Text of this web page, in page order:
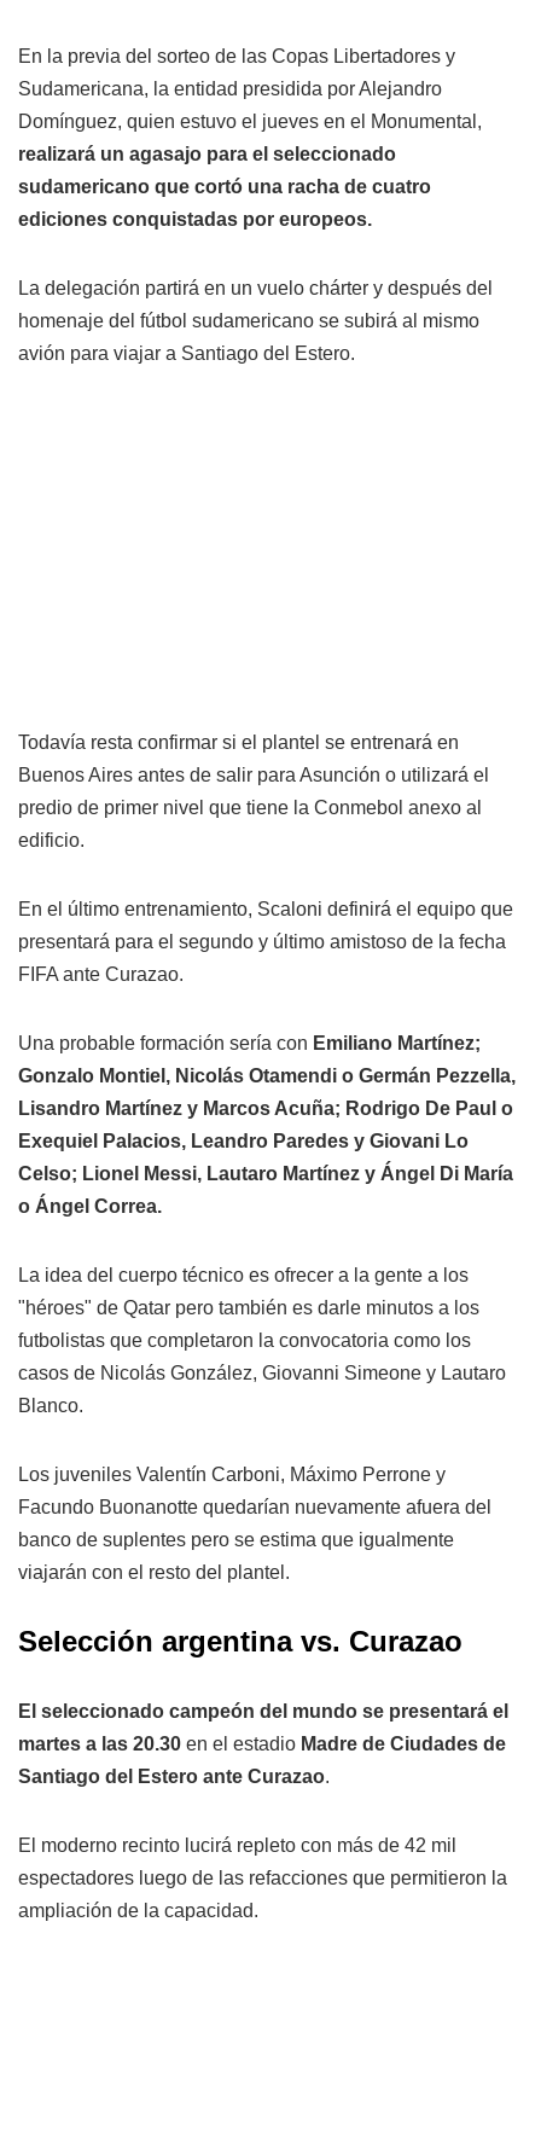
En la previa del sorteo de las Copas Libertadores y
Sudamericana, la entidad presidida por Alejandro
Domínguez, quien estuvo el jueves en el Monumental,
realizará un agasajo para el seleccionado
sudamericano que cortó una racha de cuatro
ediciones conquistadas por europeos.
La delegación partirá en un vuelo chárter y después del
homenaje del fútbol sudamericano se subirá al mismo
avión para viajar a Santiago del Estero.
Todavía resta confirmar si el plantel se entrenará en
Buenos Aires antes de salir para Asunción o utilizará el
predio de primer nivel que tiene la Conmebol anexo al
edificio.
En el último entrenamiento, Scaloni definirá el equipo que
presentará para el segundo y último amistoso de la fecha
FIFA ante Curazao.
Una probable formación sería con Emiliano Martínez;
Gonzalo Montiel, Nicolás Otamendi o Germán Pezzella,
Lisandro Martínez y Marcos Acuña; Rodrigo De Paul o
Exequiel Palacios, Leandro Paredes y Giovani Lo
Celso; Lionel Messi, Lautaro Martínez y Ángel Di María
o Ángel Correa.
La idea del cuerpo técnico es ofrecer a la gente a los
"héroes" de Qatar pero también es darle minutos a los
futbolistas que completaron la convocatoria como los
casos de Nicolás González, Giovanni Simeone y Lautaro
Blanco.
Los juveniles Valentín Carboni, Máximo Perrone y
Facundo Buonanotte quedarían nuevamente afuera del
banco de suplentes pero se estima que igualmente
viajarán con el resto del plantel.
Selección argentina vs. Curazao
El seleccionado campeón del mundo se presentará el
martes a las 20.30 en el estadio Madre de Ciudades de
Santiago del Estero ante Curazao.
El moderno recinto lucirá repleto con más de 42 mil
espectadores luego de las refacciones que permitieron la
ampliación de la capacidad.